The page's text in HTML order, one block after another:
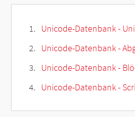
Unicode-Datenbank -
Unicode-Datenbank -
Unicode-Datenbank -
Unicode-Datenbank -